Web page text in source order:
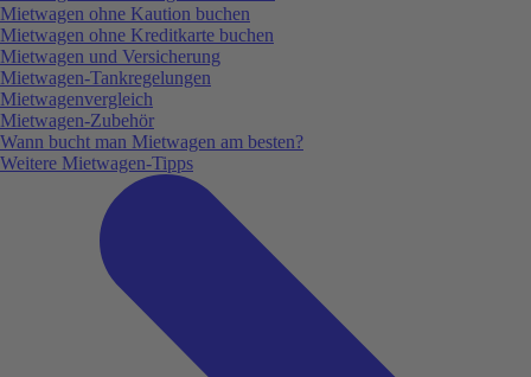
Mietwagen ohne Kaution buchen
Mietwagen ohne Kreditkarte buchen
Mietwagen und Versicherung
Mietwagen-Tankregelungen
Mietwagenvergleich
Mietwagen-Zubehör
Wann bucht man Mietwagen am besten?
Weitere Mietwagen-Tipps